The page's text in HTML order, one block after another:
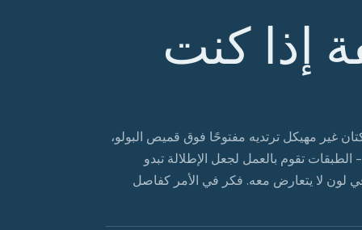
إذا كنت
غير مهيكل ترتديه مفتوحًا فوق قميص البولو،
تقوم بالعمل لجعل الإطلالة تبدو
لون لا يتعارض معه. فكر في الأمر كفاصل